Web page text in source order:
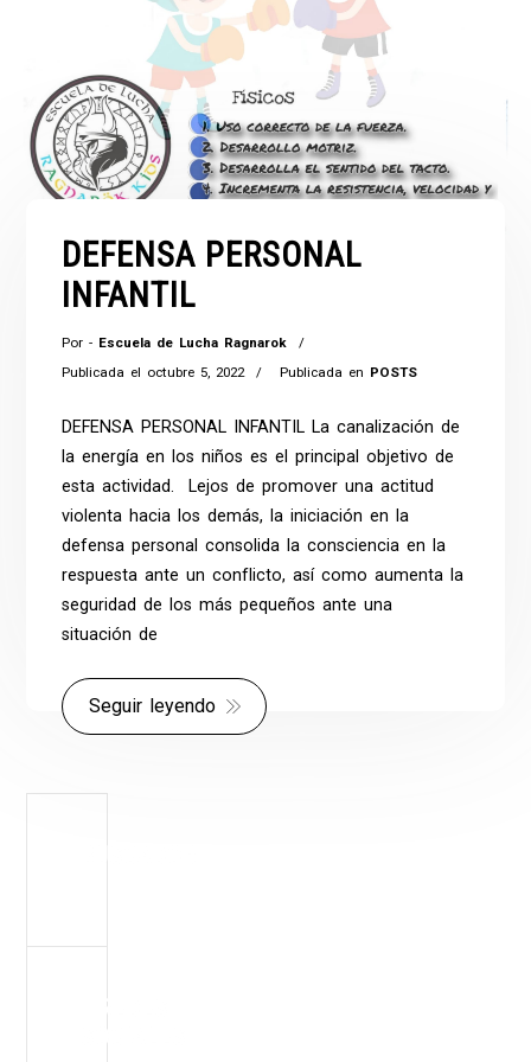
DEFENSA PERSONAL
INFANTIL
Por - Escuela de Lucha Ragnarok
Publicada el octubre 5, 2022 Publicada en POSTS
DEFENSA PERSONAL INFANTIL La canalización de
la energía en los niños es el principal objetivo de
esta actividad. Lejos de promover una actitud
violenta hacia los demás, la iniciación en la
defensa personal consolida la consciencia en la
respuesta ante un conflicto, así como aumenta la
seguridad de los más pequeños ante una
situación de
Seguir leyendo
REDES
SOCIALES